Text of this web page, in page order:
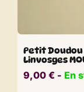
Petit Doudou
Linvosges
9,00 € ​​ - En